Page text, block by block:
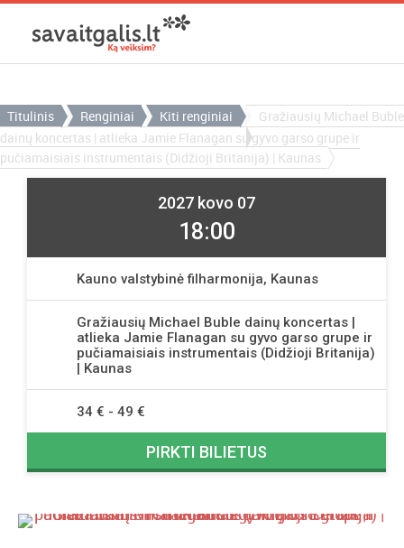
Titulinis Renginiai Kiti renginiai
Gražiausių Michael Buble
dainų koncertas | atlieka Jamie Flanagan su gyvo garso grupe ir
pučiamaisiais instrumentais (Didžioji Britanija) | Kaunas
2027 kovo 07
18:00
Kauno valstybinė filharmonija, Kaunas
Gražiausių Michael Buble dainų koncertas |
atlieka Jamie Flanagan su gyvo garso grupe ir
pučiamaisiais instrumentais (Didžioji Britanija)
| Kaunas
34 € - 49 €
PIRKTI BILIETUS